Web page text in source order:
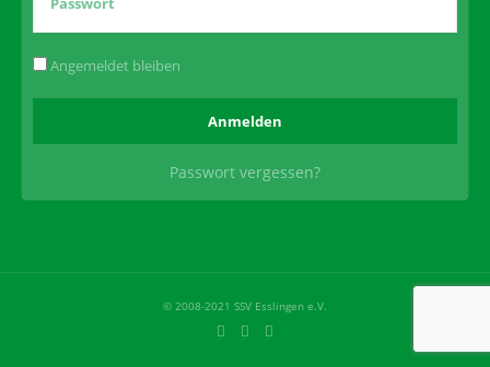
Angemeldet bleiben
Passwort vergessen?
© 2008-2021 SSV Esslingen e.V.